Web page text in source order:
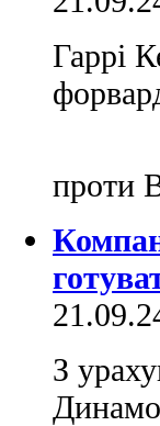
Гаррі
проти
З